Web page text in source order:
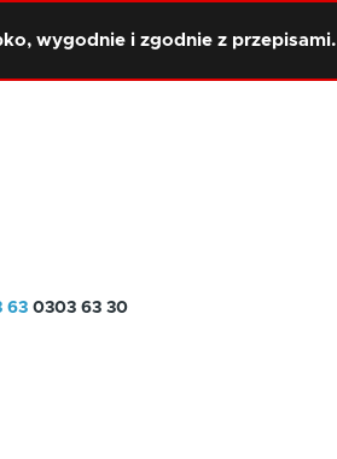
wygodnie i zgodnie z przepisami.
63 0303 63 30